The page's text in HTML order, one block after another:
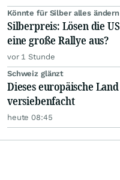
Könnte für Silber alles ändern
Silberpreis: Lösen die
eine große Rallye aus?
vor 1 Stunde
Schweiz glänzt
Dieses europäische
versiebenfacht
heute 08:45